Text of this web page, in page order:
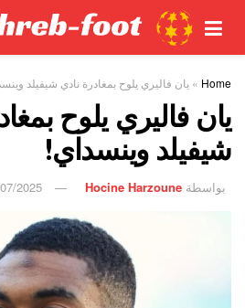
Home
» يان فاليري يلوح بمغادرة نادي شيفيلد
يان فاليري يلوح
شيفيلد وينسداي!
بواسطة Hocine Harzoune
2025